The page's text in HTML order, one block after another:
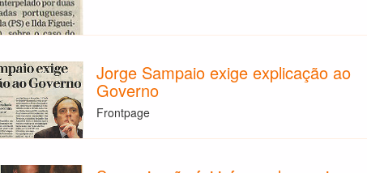
Jorge Sampaio exige explicação ao
Governo
Frontpage